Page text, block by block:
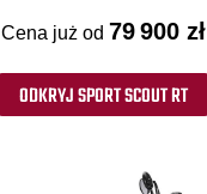
Cena już od 79 900 zł
ODKRYJ SPORT SCOUT RT